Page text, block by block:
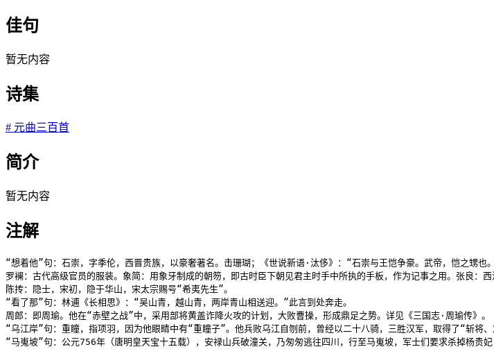
佳句
暂无内容
诗集
# 元曲三百首
简介
暂无内容
注解
“想着他”句：石崇，字季伦，西晋贵族，以豪奢著名。击珊瑚；《世说新语·汰侈》：“石崇与王恺争豪。武帝，恺之甥
罗襕：古代高级官员的服装。象简：用象牙制成的朝笏，即古时臣下朝见君主时手中所执的手板，作为记事之用。张良：
陈抟：隐士，宋初，隐于华山，宋太宗赐号“希夷先生”。
“看了那”句：林逋《长相思》：“吴山青，越山青，两岸青山相送迎。”此言到处奔走。
周郎：即周瑜。他在“赤壁之战”中，采用部将黄盖诈降火攻的计划，大败曹操，形成鼎足之势。详见《三国志·周瑜传》。
“乌江岸”句：重瞳，指项羽，因为他眼睛中有“重瞳子”。他兵败乌江自刎前，曾经以二十八骑，三胜汉军，取得了“斩将
“马嵬坡”句：公元756年（唐明皇天宝十五载），安禄山兵破潼关，乃匆匆逃往四川，行至马嵬坡，军士们要求杀掉杨贵